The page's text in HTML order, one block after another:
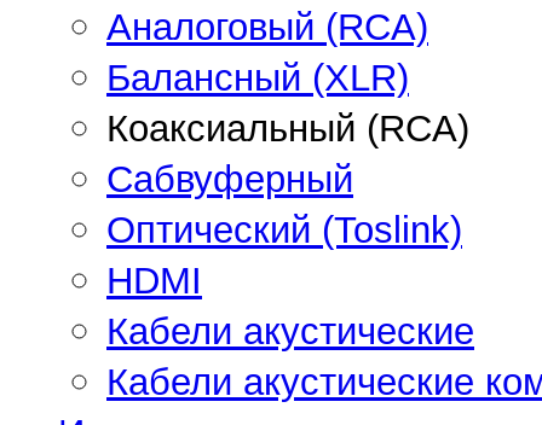
Аналоговый (RCA)
Балансный (XLR)
Коаксиальный (RCA)
Сабвуферный
Оптический (Toslink)
HDMI
Кабели акустические
Кабели акустические